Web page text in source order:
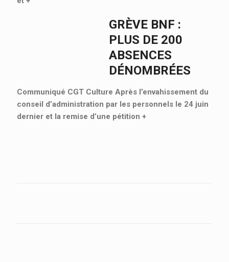
GRÈVE BNF :
PLUS DE 200
ABSENCES
DÉNOMBRÉES
Communiqué CGT Culture Après l’envahissement du
conseil d’administration par les personnels le 24 juin
dernier et la remise d’une pétition +